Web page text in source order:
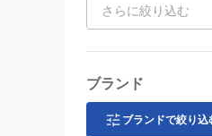
ブランド
ブランドで絞り込